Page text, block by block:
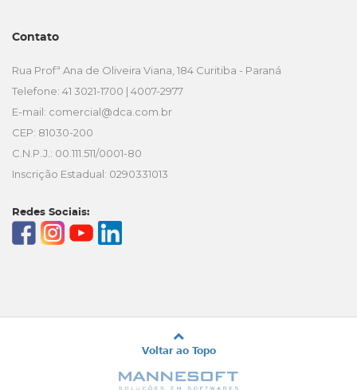
Contato
Rua Profª Ana de Oliveira Viana, 184 Curitiba - Paraná
Telefone: 41 3021-1700 | 4007-2977
E-mail: comercial@dca.com.br
CEP: 81030-200
C.N.P.J.: 00.111.511/0001-80
Inscrição Estadual: 0290331013
Redes Sociais:
Voltar ao Topo